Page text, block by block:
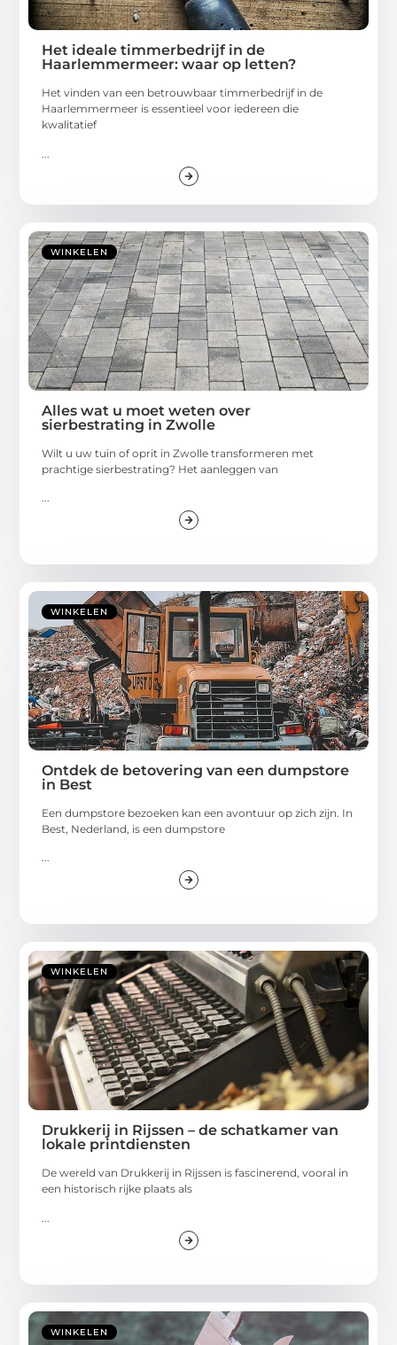
Het ideale timmerbedrijf in de
Haarlemmermeer: waar op letten?
Het vinden van een betrouwbaar timmerbedrijf in de
Haarlemmermeer is essentieel voor iedereen die
kwalitatief
WINKELEN
Alles wat u moet weten over
sierbestrating in Zwolle
Wilt u uw tuin of oprit in Zwolle transformeren met
prachtige sierbestrating? Het aanleggen van
...
WINKELEN
Ontdek de betovering van een dumpstore
in Best
Een dumpstore bezoeken kan een avontuur op zich zijn. In
Best, Nederland, is een dumpstore
...
WINKELEN
Drukkerij in Rijssen – de schatkamer van
lokale printdiensten
De wereld van Drukkerij in Rijssen is fascinerend, vooral in
een historisch rijke plaats als
WINKELEN